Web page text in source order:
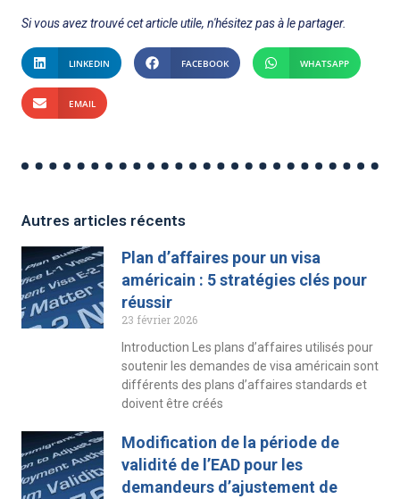
Si vous avez trouvé cet article utile, n'hésitez pas à le partager.
LINKEDIN FACEBOOK WHATSAPP
EMAIL
Autres articles récents
Plan d’affaires pour un visa
américain : 5 stratégies clés pour
réussir
23 février 2026
Introduction Les plans d’affaires utilisés pour
soutenir les demandes de visa américain sont
différents des plans d’affaires standards et
doivent être créés
Modification de la période de
validité de l’EAD pour les
demandeurs d’ajustement de